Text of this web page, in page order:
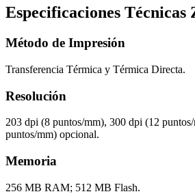
Especificaciones Técnicas
Método de Impresión
Transferencia Térmica y Térmica Directa.
Resolución
203 dpi (8 puntos/mm), 300 dpi (12
puntos/mm) opcional.
Memoria
256 MB RAM; 512 MB Flash.